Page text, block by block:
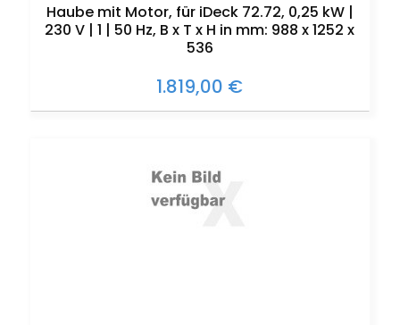
Haube mit Motor, für iDeck 72.72, 0,25 kW |
230 V | 1 | 50 Hz, B x T x H in mm: 988 x 1252 x
536
1.819,00 €